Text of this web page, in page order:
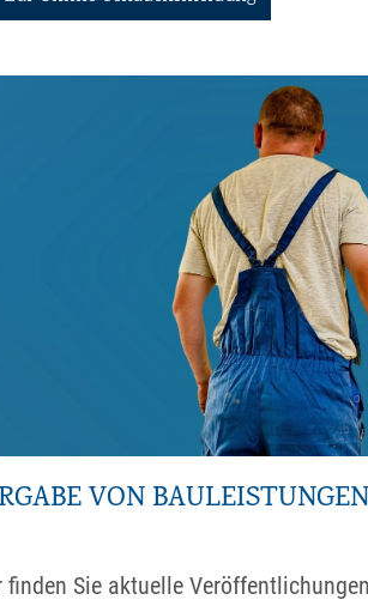
VON BAULEISTUNGEN
finden Sie aktuelle